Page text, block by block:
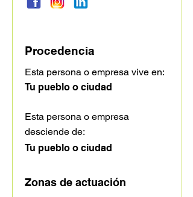
Procedencia
Esta persona o empresa vive en:
Tu pueblo o ciudad
Esta persona o empresa
desciende de:
Tu pueblo o ciudad
Zonas de actuación